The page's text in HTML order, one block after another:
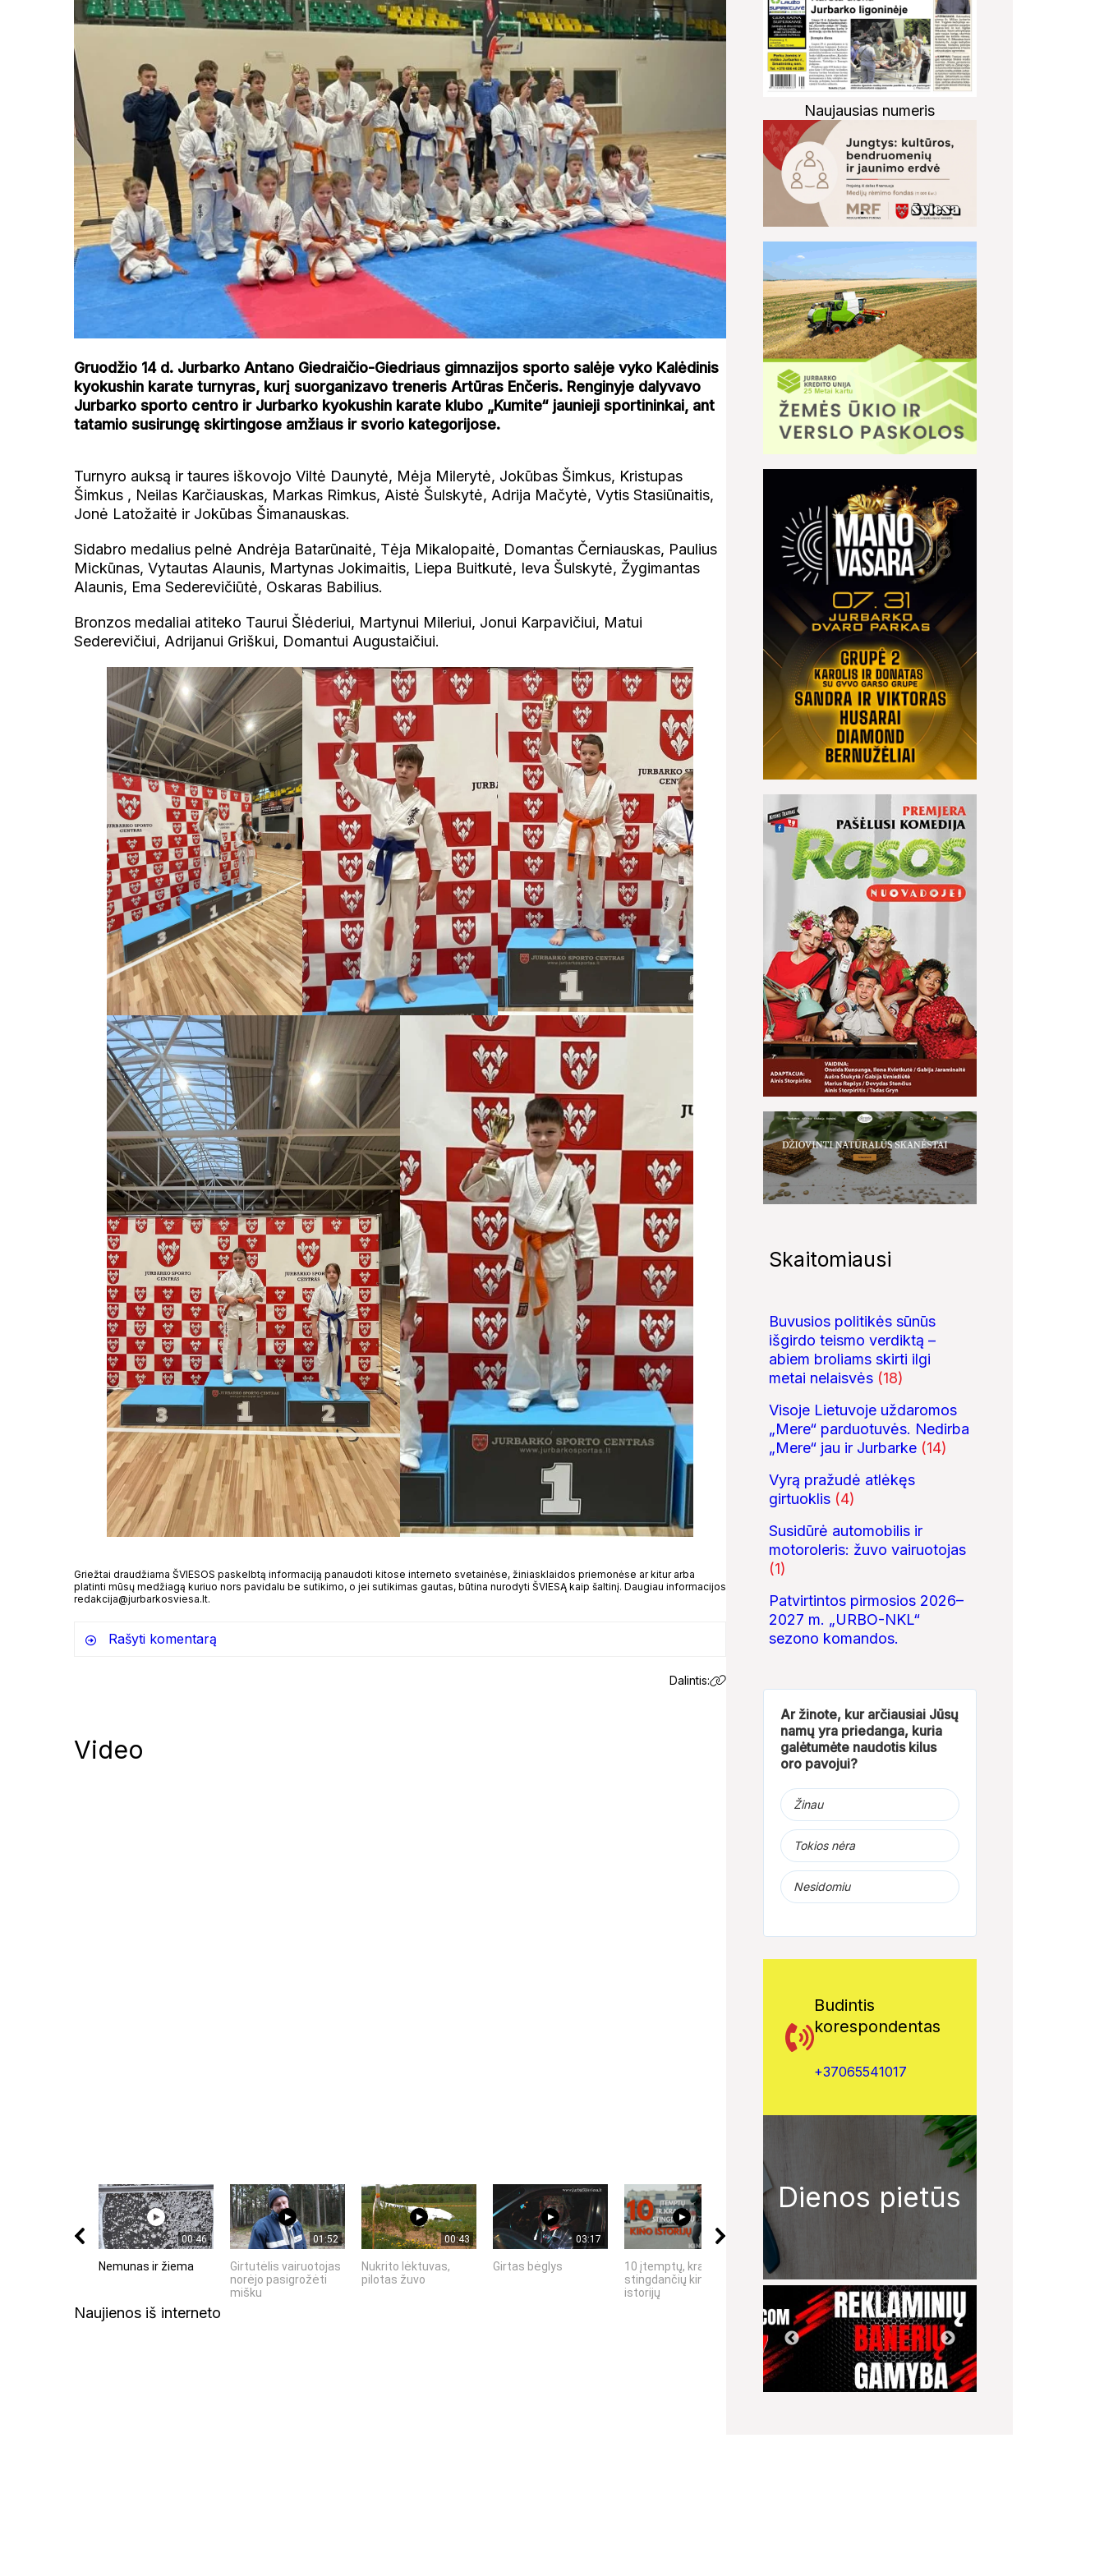
Gruodžio 14 d. Jurbarko Antano Giedraičio-Giedriaus gimnazijos sporto salėje vyko Kalėdinis
kyokushin karate turnyras, kurį suorganizavo treneris Artūras Enčeris. Renginyje dalyvavo
Jurbarko sporto centro ir Jurbarko kyokushin karate klubo „Kumite“ jaunieji sportininkai, ant
tatamio susirungę skirtingose amžiaus ir svorio kategorijose.
Turnyro auksą ir taures iškovojo Viltė Daunytė, Mėja Milerytė, Jokūbas Šimkus, Kristupas
Šimkus , Neilas Karčiauskas, Markas Rimkus, Aistė Šulskytė, Adrija Mačytė, Vytis Stasiūnaitis,
Jonė Latožaitė ir Jokūbas Šimanauskas.
Sidabro medalius pelnė Andrėja Batarūnaitė, Tėja Mikalopaitė, Domantas Černiauskas, Paulius
Mickūnas, Vytautas Alaunis, Martynas Jokimaitis, Liepa Buitkutė, Ieva Šulskytė, Žygimantas
Alaunis, Ema Sederevičiūtė, Oskaras Babilius.
Bronzos medaliai atiteko Taurui Šlėderiui, Martynui Mileriui, Jonui Karpavičiui, Matui
Sederevičiui, Adrijanui Griškui, Domantui Augustaičiui.
Griežtai draudžiama ŠVIESOS paskelbtą informaciją panaudoti kitose interneto svetainėse, žiniasklaidos priemonėse ar kitur arba
platinti mūsų medžiagą kuriuo nors pavidalu be sutikimo, o jei sutikimas gautas, būtina nurodyti ŠVIESĄ kaip šaltinį. Daugiau informacijos
redakcija@jurbarkosviesa.lt.
Rašyti komentarą
Dalintis:
Video
00:46
Nemunas ir žiema
01:52
Girtutėlis vairuotojas
norėjo pasigrožėti
mišku
00:43
Nukrito lėktuvas,
pilotas žuvo
03:17
Girtas bėglys
15:45
10 įtemptų, kraują
stingdančių kino
istorijų
Girdžių užtvankoje -
skenduolis maiše su
pririšta plyta
studija 'ERA'
Naujienos iš interneto
Naujausias numeris
Skaitomiausi
Buvusios politikės sūnūs
išgirdo teismo verdiktą –
abiem broliams skirti ilgi
metai nelaisvės (18)
Visoje Lietuvoje uždaromos
„Mere“ parduotuvės. Nedirba
„Mere“ jau ir Jurbarke (14)
Vyrą pražudė atlėkęs
girtuoklis (4)
Susidūrė automobilis ir
motoroleris: žuvo vairuotojas
(1)
Patvirtintos pirmosios 2026–
2027 m. „URBO-NKL“
sezono komandos.
Ar žinote, kur arčiausiai Jūsų
namų yra priedanga, kuria
galėtumėte naudotis kilus
oro pavojui?
Žinau
Tokios nėra
Nesidomiu
Budintis
korespondentas
+37065541017
Dienos pietūs